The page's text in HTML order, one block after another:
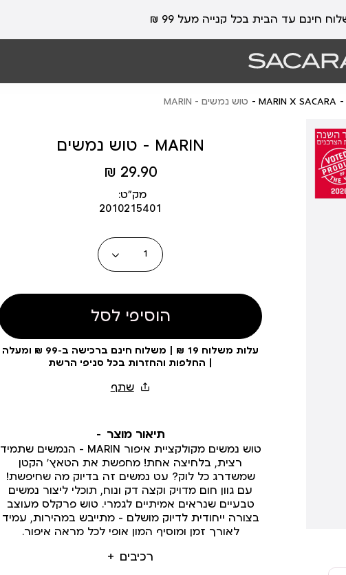
MARIN X SACARA טוש נמשים - MARIN
טוש נמשים - MARIN
מחיר
מוצר
29.90 ₪
מק״ט:
2010215401
כמות
הוסיפי לסל
עלות משלוח 19 ₪ | משלוח חינם ברכישה ב-99 ₪ ומעלה
| החלפות והחזרות בכל סניפי הרשת
תיאור מוצר
רכיבים
טוש נמשים מקולקציית איפור MARIN – הנמשים שתמיד
רצית, בלחיצה אחת! מחפשת את הטאץ’ הקטן
שמשדרג כל לוק? עט נמשים זה בדיוק מה שחיפשת!
עם גוון חום מדויק וקצה דק ונוח, תוכלי ליצור נמשים
טבעיים שנראים אמיתיים לגמרי. טוש פרקלס מעוצב
בצורה ייחודית לדיוק מושלם - מתייבש במהירות, עמיד
לאורך זמן ומוסיף המון אופי לכל מראה איפור.